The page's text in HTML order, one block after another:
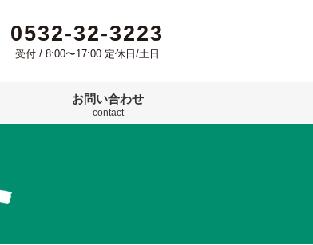
0532-32-3223
受付 / 8:00〜17:00 定休日/土日
お問い合わせ
contact